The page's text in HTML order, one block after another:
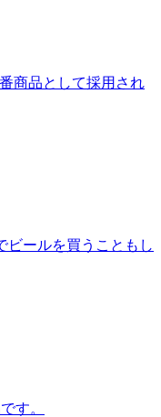
商品として採用され
ビールを買うこともし
す。